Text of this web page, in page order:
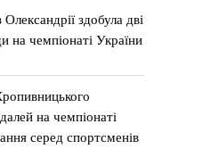
здобула дві
на чемпіонаті України
на чемпіонаті
серед спортсменів